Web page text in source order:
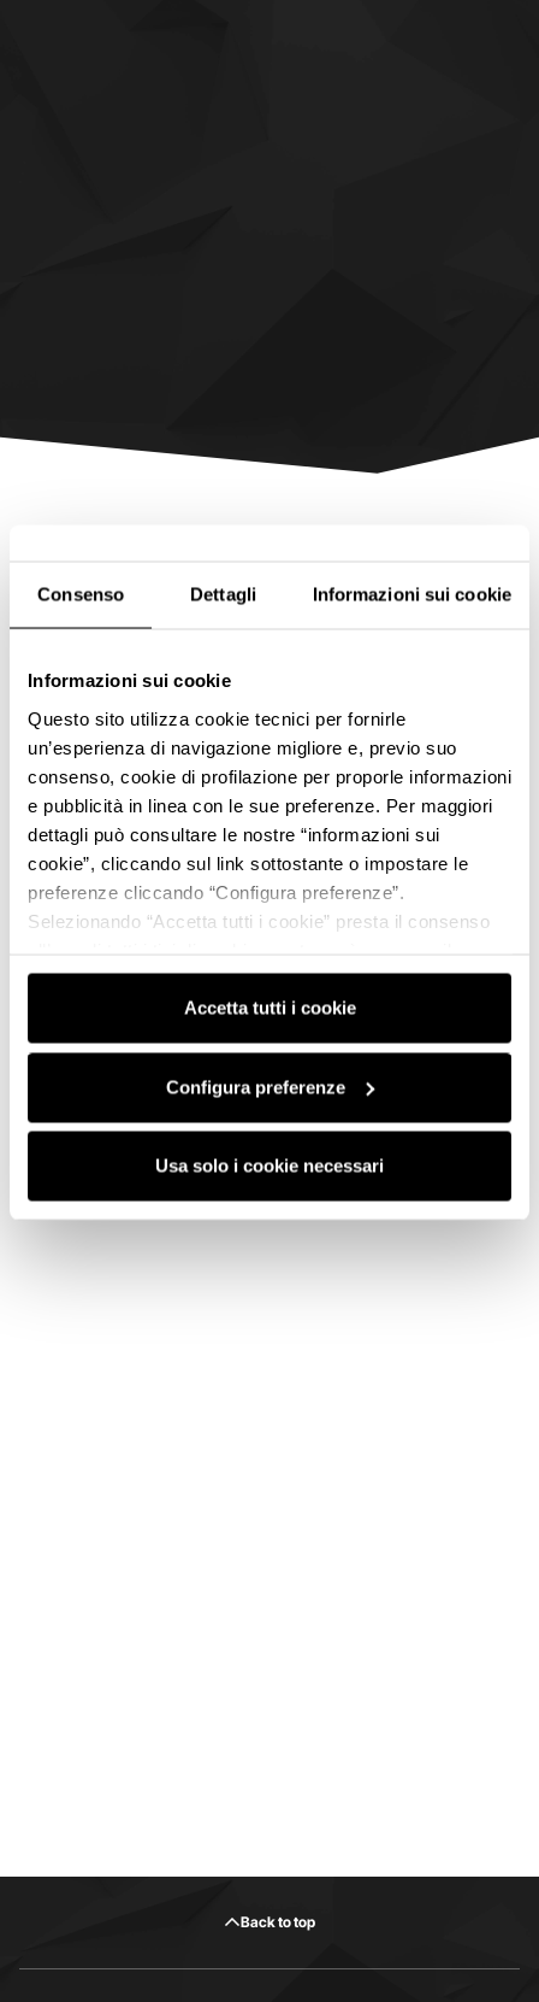
Consenso Dettagli Informazioni sui cookie
Informazioni sui cookie
Questo sito utilizza cookie tecnici per fornirle
un’esperienza di navigazione migliore e, previo suo
consenso, cookie di profilazione per proporle informazioni
e pubblicità in linea con le sue preferenze. Per maggiori
dettagli può consultare le nostre “informazioni sui
cookie”, cliccando sul link sottostante o impostare le
preferenze cliccando “Configura preferenze”.
Selezionando “Accetta tutti i cookie” presta il consenso
consenso cliccando su “Usa solo i cookie necessari” e
saranno attivati i soli cookie tecnici necessari al corretto
funzionamento del sito.
Accetta tutti i cookie
Configura preferenze
Usa solo i cookie necessari
Back to top